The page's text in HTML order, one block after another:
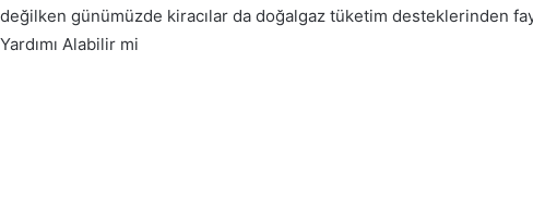
değilken günümüzde kiracılar da doğalgaz tüketim desteklerinden
Alabilir mi